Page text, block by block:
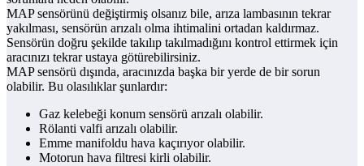
MAP sensörünü değiştirmiş olsanız bile, arıza lambasının tekrar
yakılması, sensörün arızalı olma ihtimalini ortadan kaldırmaz.
Sensörün doğru şekilde takılıp takılmadığını kontrol ettirmek için
aracınızı tekrar ustaya götürebilirsiniz.
MAP sensörü dışında, aracınızda başka bir yerde de bir sorun
olabilir. Bu olasılıklar şunlardır:
Gaz kelebeği konum sensörü arızalı olabilir.
Rölanti valfi arızalı olabilir.
Emme manifoldu hava kaçırıyor olabilir.
Motorun hava filtresi kirli olabilir.